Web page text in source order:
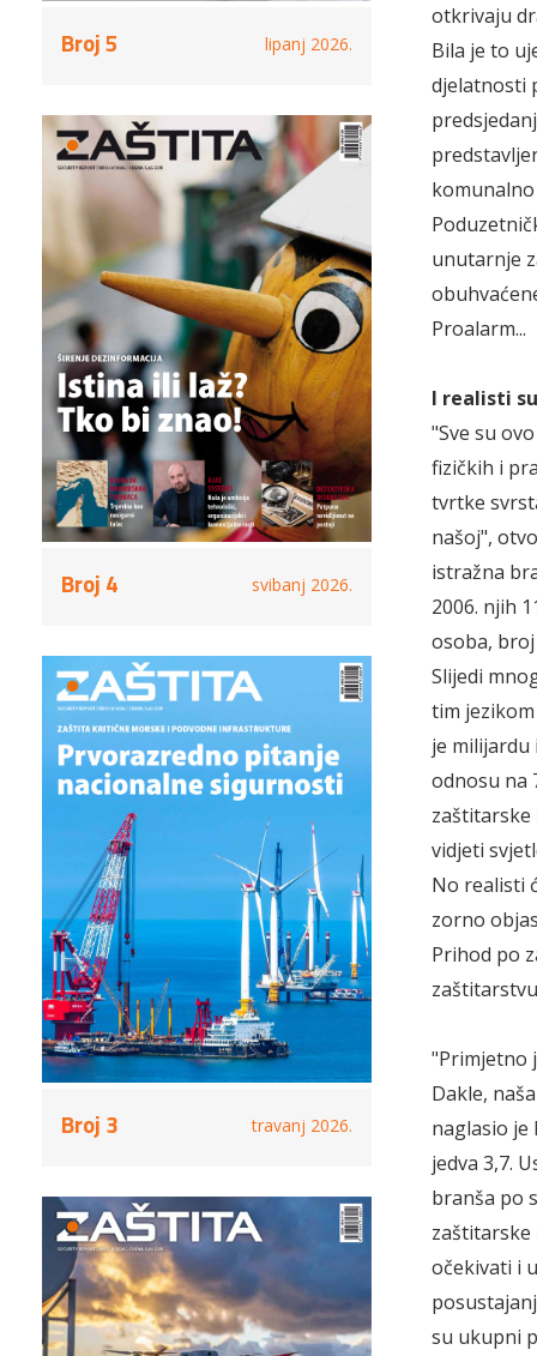
Broj 5 lipanj 2026.
Broj 4 svibanj 2026.
Broj 3 travanj 2026.
otkrivaju
Bila je to
djelatnosti
unutarnje
Proalarm...
I realisti
"Sve su
fizičkih i
tvrtke
našoj",
istražna
2006. njih
osoba,
Slijedi
tim
je milijardu
odnosu na
vidjeti
No realisti
zorno
Prihod po
"Primjetno
Dakle,
naglasio je
jedva 3,7.
branša po
zaštitarske
očekivati i
su ukupni